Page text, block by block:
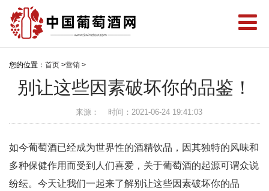
您的位置： 首页 >营销 >
别让这些因素破坏你的品鉴！
来源： 时间：2021-06-24 19:41:03
如今葡萄酒已经成为世界性的酒精饮品，因其独特的风味和
多种保健作用而受到人们喜爱，关于葡萄酒的起源可谓众说
纷纭。今天让我们一起来了解别让这些因素破坏你的品